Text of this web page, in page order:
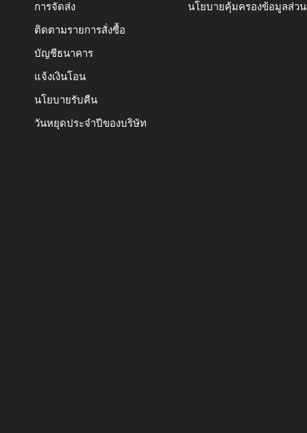
การจัดส่ง
ติดตามรายการสั่งซื้อ
บัญชีธนาคาร
แจ้งเงินโอน
นโยบายรับคืน
วันหยุดประจำปีของบริษัท
นโยบายคุ้มครองข้อมูลส่ว